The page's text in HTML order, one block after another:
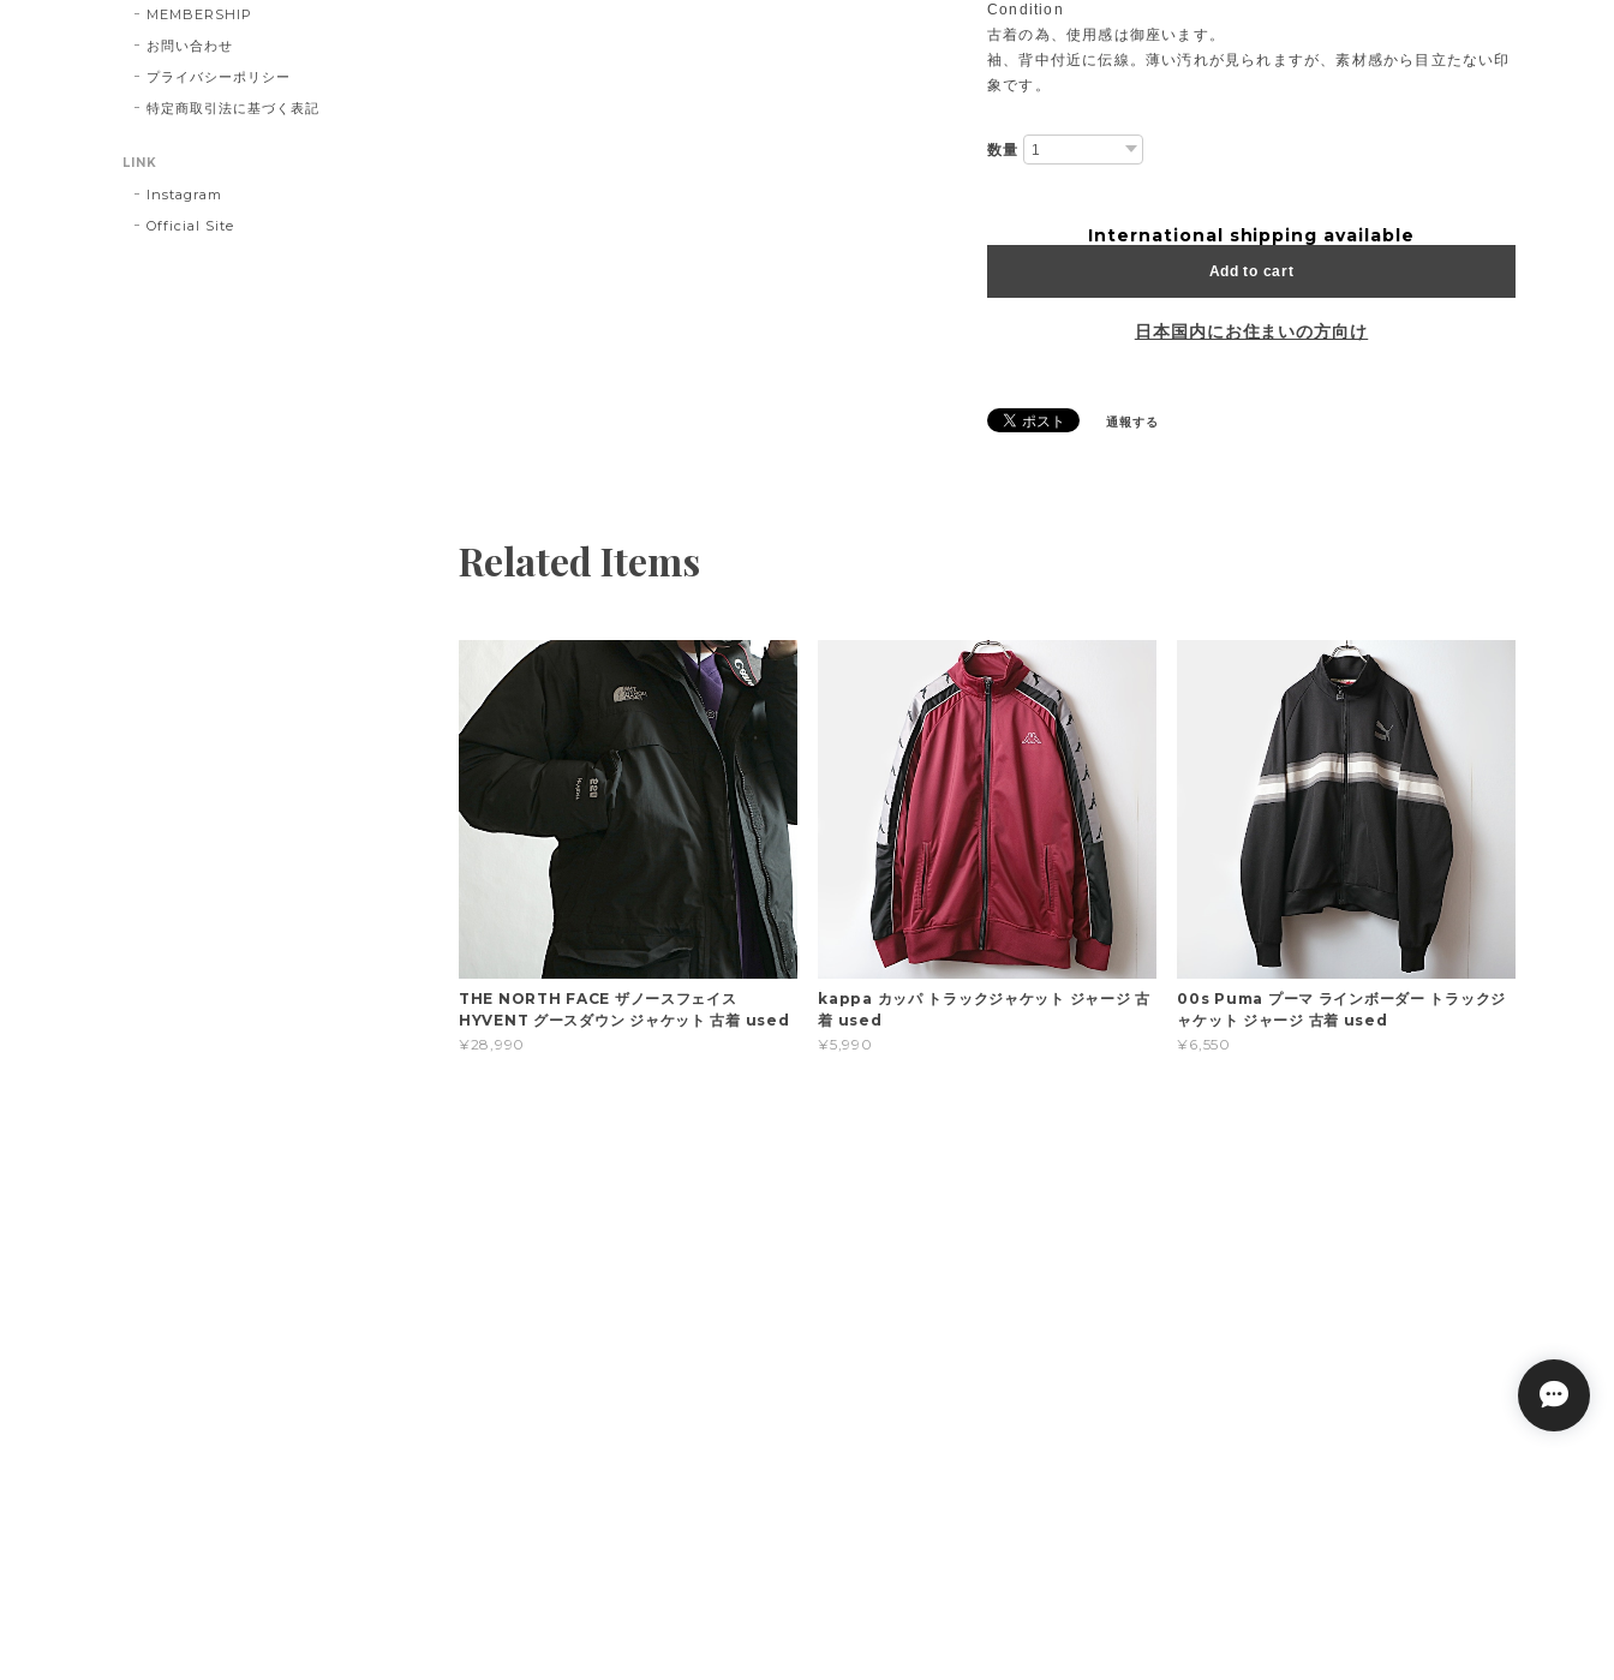
Condition
古着の為、使用感は御座います。
袖、背中付近に伝線。薄い汚れが見られますが、素材感から目立たない印
象です。
数量
International shipping available
Add to cart
日本国内にお住まいの方向け
通報する
Related Items
THE NORTH FACE ザノースフェイス
HYVENT グースダウン ジャケット 古着 used
¥28,990
kappa カッパ トラックジャケット ジャージ 古
着 used
¥5,990
00s Puma プーマ ラインボーダー トラックジ
ャケット ジャージ 古着 used
¥6,550
MEMBERSHIP
お問い合わせ
プライバシーポリシー
特定商取引法に基づく表記
LINK
Instagram
Official Site